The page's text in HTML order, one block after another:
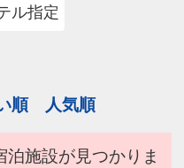
ル指定
順 人気順
施設が見つかりま